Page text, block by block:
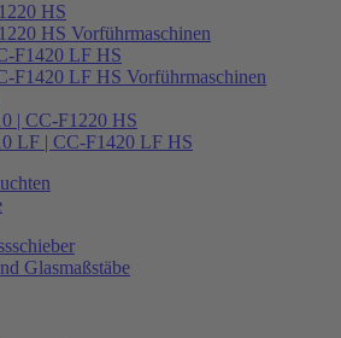
HS
HS Vorführmaschinen
F1420 LF HS
F1420 LF HS Vorführmaschinen
| CC-F1220 HS
LF | CC-F1420 LF HS
Glasmaßstäbe